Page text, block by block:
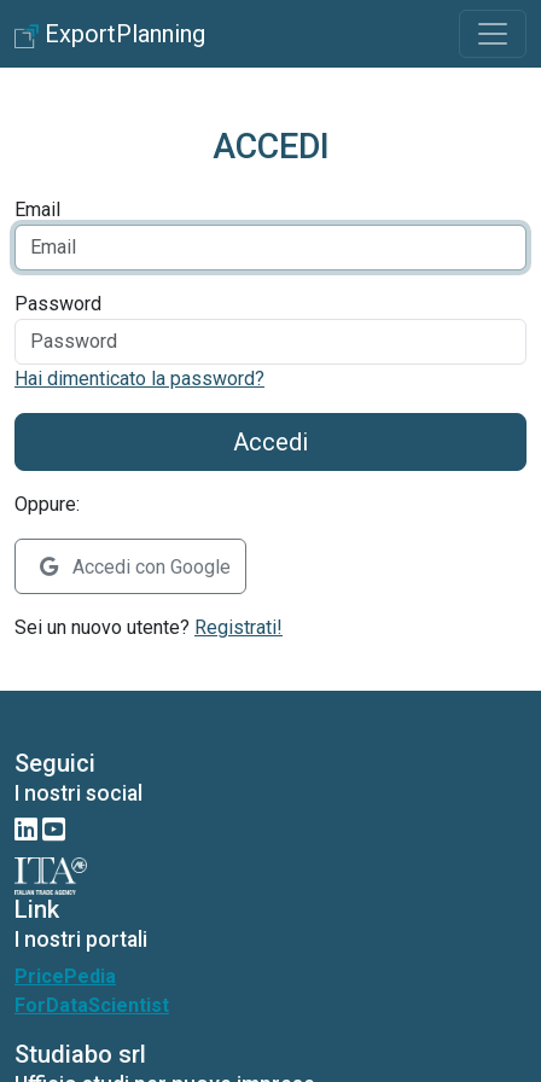
ExportPlanning
ACCEDI
Email
Password
Hai dimenticato la password?
Accedi
Oppure:
Accedi con Google
Sei un nuovo utente? Registrati!
Seguici
I nostri social
Link
I nostri portali
PricePedia
ForDataScientist
Studiabo srl